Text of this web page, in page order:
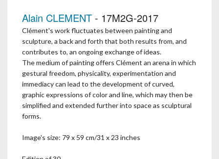
Alain CLEMENT - 17M2G-2017
Clément's work fluctuates between painting and
sculpture, a back and forth that both results from, and
contributes to, an ongoing exchange of ideas.
The medium of painting offers Clément an arena in which
gestural freedom, physicality, experimentation and
immediacy can lead to the development of curved,
graphic expressions of color and line, which may then be
simplified and extended further into space as sculptural
forms.
Image's size: 79 x 59 cm/31 x 23 inches